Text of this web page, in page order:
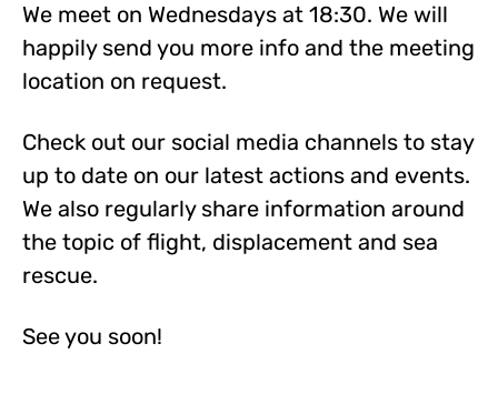
We meet on Wednesdays at 18:30. We will
happily send you more info and the meeting
location on request.
Check out our social media channels to stay
up to date on our latest actions and events.
We also regularly share information around
the topic of flight, displacement and sea
rescue.
See you soon!